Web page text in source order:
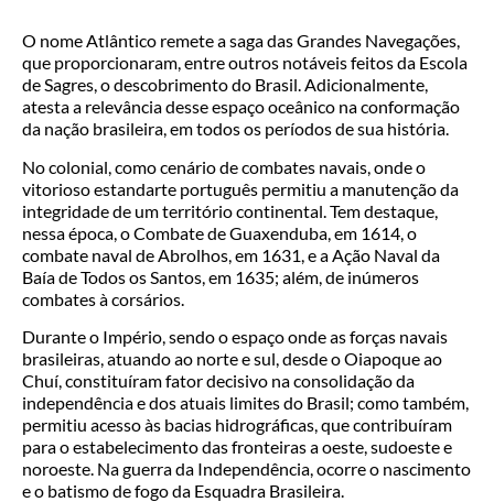
O nome Atlântico remete a saga das Grandes Navegações,
que proporcionaram, entre outros notáveis feitos da Escola
de Sagres, o descobrimento do Brasil. Adicionalmente,
atesta a relevância desse espaço oceânico na conformação
da nação brasileira, em todos os períodos de sua história.
No colonial, como cenário de combates navais, onde o
vitorioso estandarte português permitiu a manutenção da
integridade de um território continental. Tem destaque,
nessa época, o Combate de Guaxenduba, em 1614, o
combate naval de Abrolhos, em 1631, e a Ação Naval da
Baía de Todos os Santos, em 1635; além, de inúmeros
combates à corsários.
Durante o Império, sendo o espaço onde as forças navais
brasileiras, atuando ao norte e sul, desde o Oiapoque ao
Chuí, constituíram fator decisivo na consolidação da
independência e dos atuais limites do Brasil; como também,
permitiu acesso às bacias hidrográficas, que contribuíram
para o estabelecimento das fronteiras a oeste, sudoeste e
noroeste. Na guerra da Independência, ocorre o nascimento
e o batismo de fogo da Esquadra Brasileira.